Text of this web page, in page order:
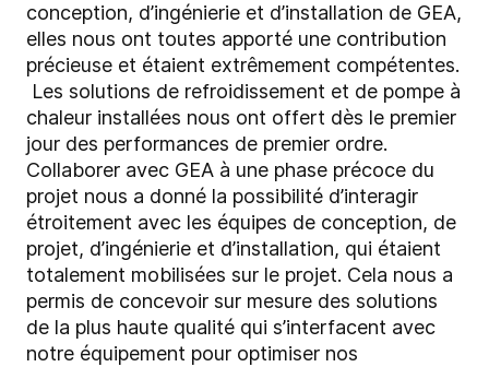
conception, d’ingénierie et d’installation de GEA,
elles nous ont toutes apporté une contribution
précieuse et étaient extrêmement compétentes.
Les solutions de refroidissement et de pompe à
chaleur installées nous ont offert dès le premier
jour des performances de premier ordre.
Collaborer avec GEA à une phase précoce du
projet nous a donné la possibilité d’interagir
étroitement avec les équipes de conception, de
projet, d’ingénierie et d’installation, qui étaient
totalement mobilisées sur le projet. Cela nous a
permis de concevoir sur mesure des solutions
de la plus haute qualité qui s’interfacent avec
notre équipement pour optimiser nos